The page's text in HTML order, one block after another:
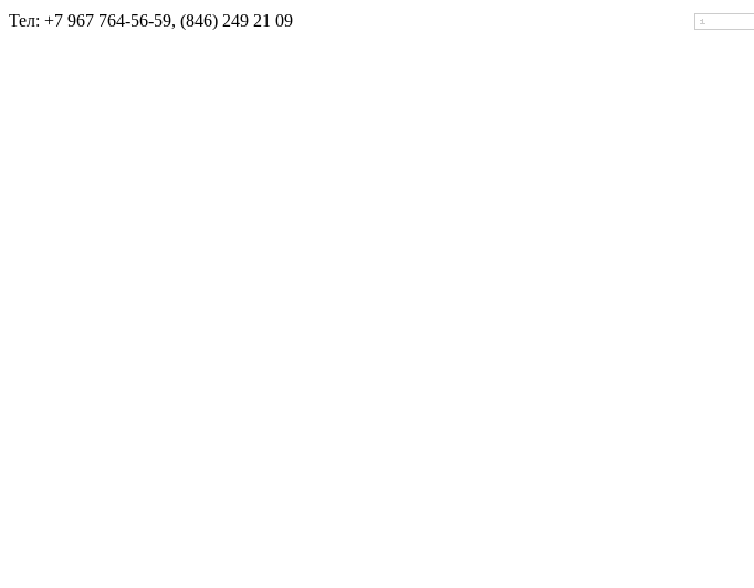
Тел: +7 967 764-56-59, (846) 249 21 09